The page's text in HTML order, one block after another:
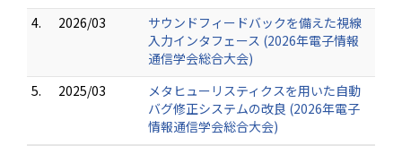
4.
2026/03
サウンドフィードバックを備えた視線
入力インタフェース (2026年電子情報
通信学会総合大会)
5.
2025/03
メタヒューリスティクスを用いた自動
バグ修正システムの改良 (2026年電子
情報通信学会総合大会)